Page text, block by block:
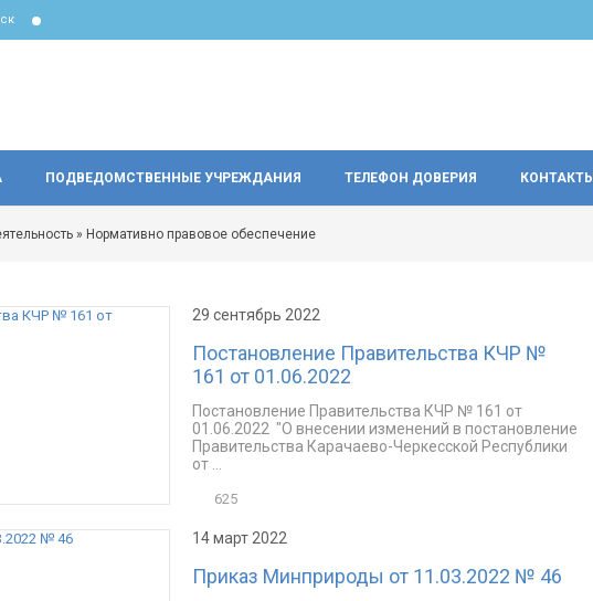
ПОДВЕДОМСТВЕННЫЕ УЧРЕЖДАНИЯ ТЕЛЕФОН ДОВЕРИЯ КОНТАКТЫ
» Нормативно правовое обеспечение
29 сентябрь 2022
Постановление Правительства КЧР №
161 от 01.06.2022
Постановление Правительства КЧР № 161 от
01.06.2022 "О внесении изменений в постановление
Правительства Карачаево-Черкесской Республики
от ...
625
14 март 2022
Приказ Минприроды от 11.03.2022 № 46